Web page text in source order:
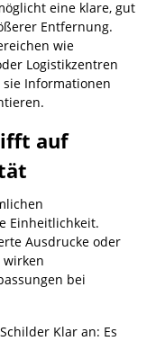
eine klare, gut
Entfernung.
wie
Logistikzentren
sie Informationen
auf
Einheitlichkeit.
Ausdrucke oder
bei
Klar an: Es